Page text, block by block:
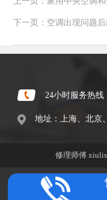
下一页：空调出现问题
24小时服务热线
地址：上海、北京
修理师傅